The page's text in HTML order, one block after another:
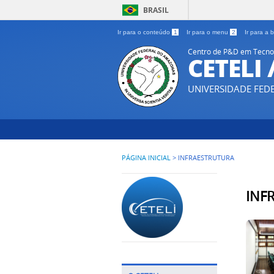
BRASIL
Ir para o conteúdo 1 Ir para o menu 2 Ir para a
Centro de P&D em
UNIVERSIDADE
PÁGINA INICIAL > INFRAESTRUTURA